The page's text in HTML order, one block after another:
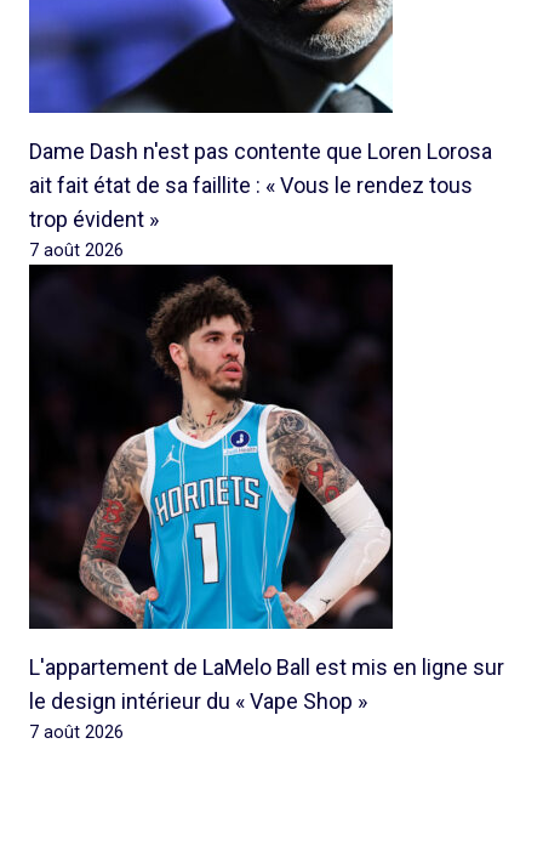
Dame Dash n'est pas contente que Loren Lorosa
ait fait état de sa faillite : « Vous le rendez tous
trop évident »
7 août 2026
L'appartement de LaMelo Ball est mis en ligne sur
le design intérieur du « Vape Shop »
7 août 2026